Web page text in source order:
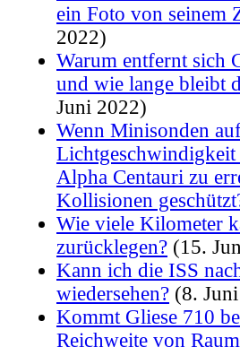
ein Foto von seinem
2022)
Warum entfernt sich
und wie lange bleibt
Juni 2022)
Wenn Minisonden
Lichtgeschwindigkeit
Alpha Centauri zu
Kollisionen
Wie viele Kilometer
zurücklegen? (15.
Kann ich die ISS
wiedersehen? (8.
Kommt Gliese 710
Reichweite von